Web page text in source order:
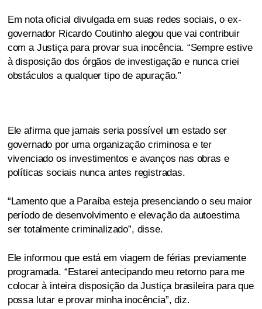
Em nota oficial divulgada em suas redes sociais, o ex-
governador Ricardo Coutinho alegou que vai contribuir
com a Justiça para provar sua inocência. “Sempre estive
à disposição dos órgãos de investigação e nunca criei
obstáculos a qualquer tipo de apuração.”
Ele afirma que jamais seria possível um estado ser
governado por uma organização criminosa e ter
vivenciado os investimentos e avanços nas obras e
políticas sociais nunca antes registradas.
“Lamento que a Paraíba esteja presenciando o seu maior
período de desenvolvimento e elevação da autoestima
ser totalmente criminalizado”, disse.
Ele informou que está em viagem de férias previamente
programada. “Estarei antecipando meu retorno para me
colocar à inteira disposição da Justiça brasileira para que
possa lutar e provar minha inocência”, diz.